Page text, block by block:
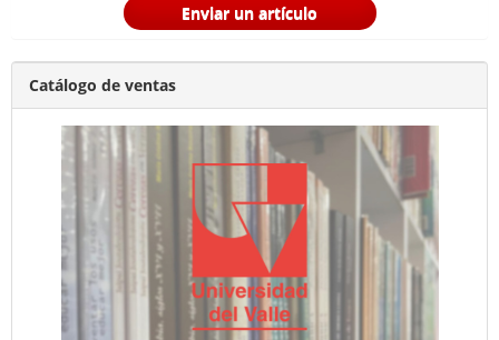
Enviar un artículo
Catálogo de ventas